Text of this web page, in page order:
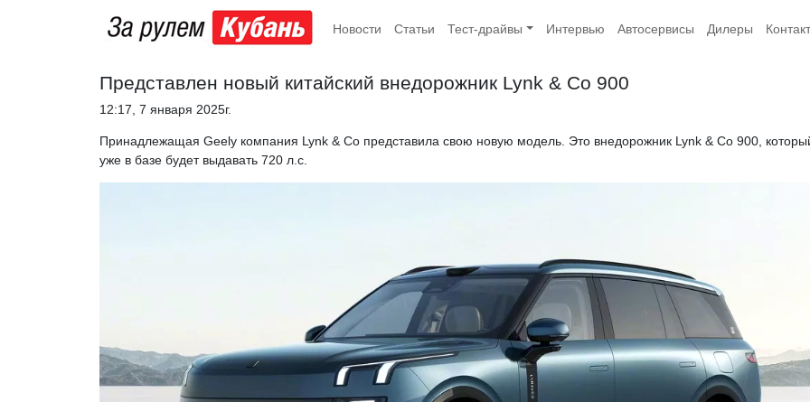
Новости Статьи Тест-драйвы Интервью Автосервисы Дилеры
Представлен новый китайский внедорожник Lynk & Co 900
12:17, 7 января 2025г.
Принадлежащая Geely компания Lynk & Co представила свою новую модель. Это внедорожник Lynk & Co 900,
уже в базе будет выдавать 720 л.с.